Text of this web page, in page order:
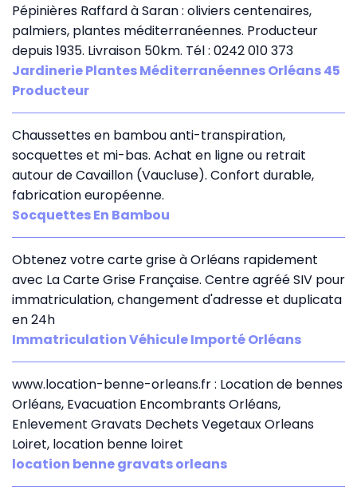
Pépinières Raffard à Saran : oliviers centenaires,
palmiers, plantes méditerranéennes. Producteur
depuis 1935. Livraison 50km. Tél : 0242 010 373
Jardinerie Plantes Méditerranéennes Orléans 45
Producteur
Chaussettes en bambou anti-transpiration,
socquettes et mi-bas. Achat en ligne ou retrait
autour de Cavaillon (Vaucluse). Confort durable,
fabrication européenne.
Socquettes En Bambou
Obtenez votre carte grise à Orléans rapidement
avec La Carte Grise Française. Centre agréé SIV pour
immatriculation, changement d'adresse et duplicata
en 24h
Immatriculation Véhicule Importé Orléans
www.location-benne-orleans.fr : Location de bennes
Orléans, Evacuation Encombrants Orléans,
Enlevement Gravats Dechets Vegetaux Orleans
Loiret, location benne loiret
location benne gravats orleans